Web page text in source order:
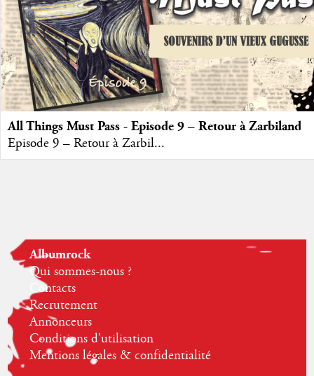
All Things Must Pass - Episode 9 – Retour à Zarbiland
Episode 9 – Retour à Zarbil...
Albumrock
Qui sommes-nous ?
Contacts
Recrutement
Annonceurs
Conditions d'utilisation
Mentions légales & confidentialité